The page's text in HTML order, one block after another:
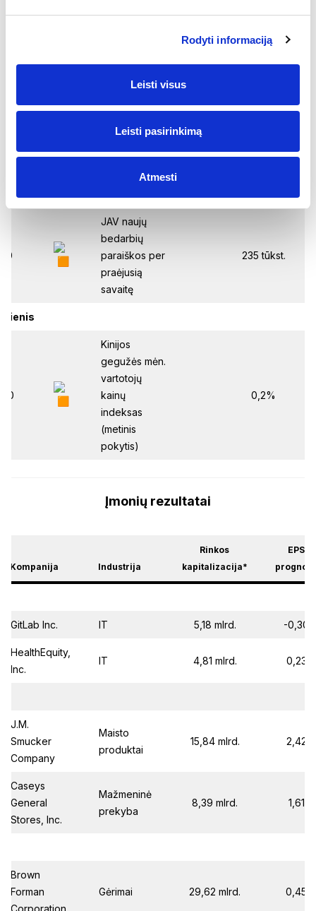
Rodyti informaciją
Leisti visus
Leisti pasirinkimą
Atmesti
ketv.
bendrojo
produkto
JAV naujų
bedarbių
paraiškos per
praėjusią
savaitę
235 tūkst.
Kinijos
gegužės mėn.
vartotojų
kainų
indeksas
(metinis
pokytis)
0,2%
Įmonių rezultatai
Kompanija Industrija
Rinkos
kapitalizacija*
EPS
GitLab Inc. IT 5,18 mlrd. -0,30
HealthEquity,
Inc.
IT 4,81 mlrd. 0,23
J.M.
Smucker
Company
Maisto
produktai
15,84 mlrd. 2,42
Caseys
General
Stores, Inc.
Mažmeninė
prekyba
8,39 mlrd. 1,61
Brown
Forman
Gėrimai 29,62 mlrd. 0,45